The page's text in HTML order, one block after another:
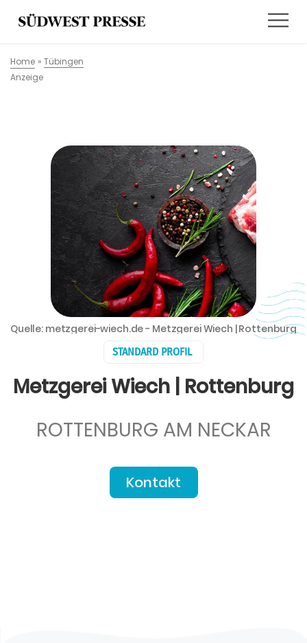
Home » Tübingen
Anzeige
STANDARD PROFIL
Metzgerei Wiech | Rottenburg
ROTTENBURG AM NECKAR
Kontakt
Quelle: metzgerei-wiech.de - Metzgerei Wiech | Rottenburg